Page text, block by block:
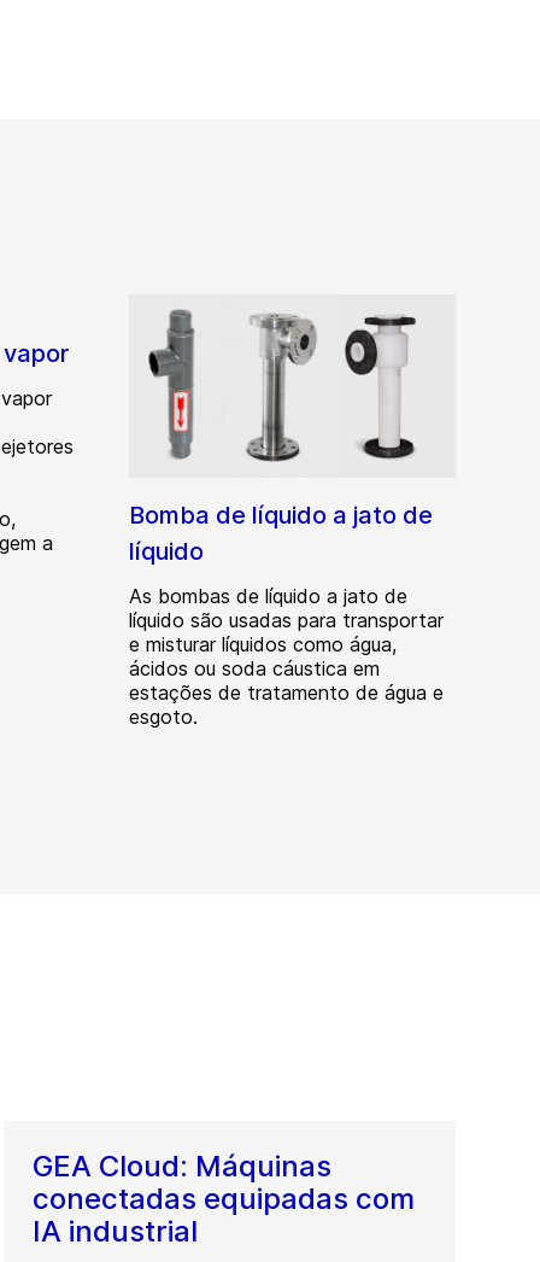
a
Bomba de líquido a jato de
líquido
As bombas de líquido a jato de
líquido são usadas para transportar
e misturar líquidos como água,
ácidos ou soda cáustica em
estações de tratamento de água e
esgoto.
GEA Cloud: Máquinas
conectadas equipadas com
IA industrial